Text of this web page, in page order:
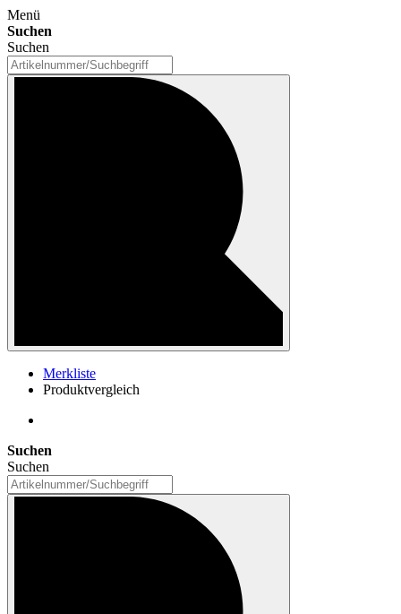
Menü
Suchen
Suchen
Merkliste
Produktvergleich
Suchen
Suchen